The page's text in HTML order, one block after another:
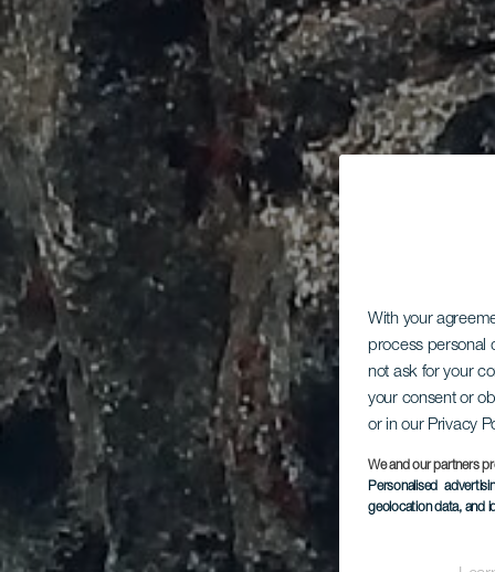
With your
process personal
not ask for your
your consent or
or in our Privacy
We and our partners
Personalised
geolocation data, and